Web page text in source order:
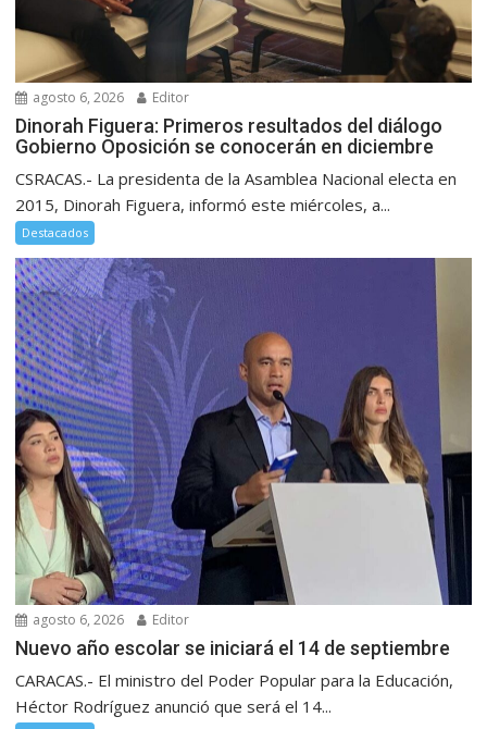
agosto 6, 2026 Editor
Dinorah Figuera: Primeros resultados del diálogo
Gobierno Oposición se conocerán en diciembre
CSRACAS.- La presidenta de la Asamblea Nacional electa en
2015, Dinorah Figuera, informó este miércoles, a...
Destacados
agosto 6, 2026 Editor
Nuevo año escolar se iniciará el 14 de septiembre
CARACAS.- El ministro del Poder Popular para la Educación,
Héctor Rodríguez anunció que será el 14...